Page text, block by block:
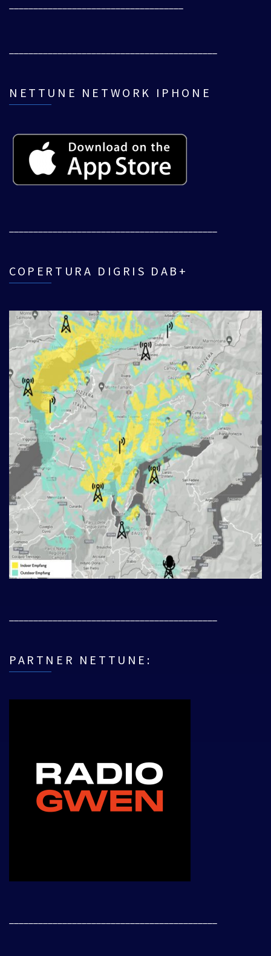
NETTUNE NETWORK IPHONE
COPERTURA DIGRIS DAB+
PARTNER NETTUNE: